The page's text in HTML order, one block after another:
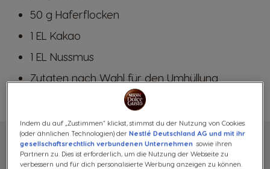
50 g Haferflocken
1 EL Kakao
1 EL Nussmus
Zutaten nach Wahl für den Umhüllung
Zubereitung
Indem du auf „Zustimmen“ klickst, stimmst du der Nutzung von Cookies
(oder ähnlichen Technologien) derNestlé Deutschland AG und mit ihr
gesellschaftsrechtlich verbundenen Unternehmen sowie ihren
Partnern zu. Dies ist erforderlich, um die Nutzung der Webseite zu
verbessern und für dich personalisierte Werbung anzeigen zu können.